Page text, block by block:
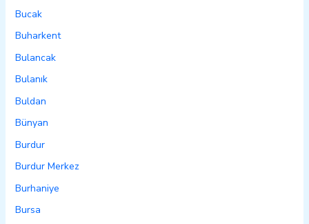
Bucak
Buharkent
Bulancak
Bulanık
Buldan
Bünyan
Burdur
Burdur Merkez
Burhaniye
Bursa